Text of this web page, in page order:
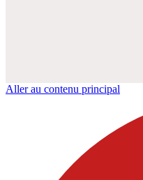
Aller au contenu principal